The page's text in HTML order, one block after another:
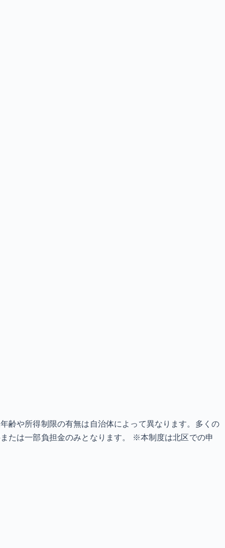
齢や所得制限の有無は自治体によって異なります。多くの
たは一部負担金のみとなります。 ※本制度は北区での申